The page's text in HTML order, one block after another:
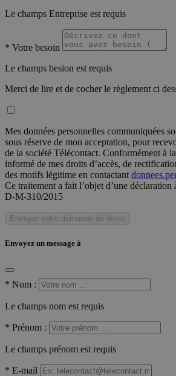
Le champs Entreprise est requis
* Votre besoin
Le champs besion est requis
Merci de lire et de cocher le règlement ci
Mes données personnelles communiquées
sous réserve de mon acceptation, pour
de la société Télécontact. Conformément à
informé de mes droits d’accès, de
des motifs légitime en contactant
Ce traitement a fait l’objet d’une
D-M-310/2015
Envoyer votre demande de devis
Envoyez un message à
* Nom :
Le champs nom est requis
* Prénom :
Le champs prénom est requis
* E-mail